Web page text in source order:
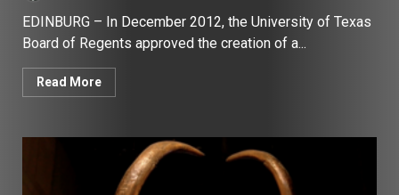
EDINBURG – In December 2012, the University of Texas
Board of Regents approved the creation of a...
Read More